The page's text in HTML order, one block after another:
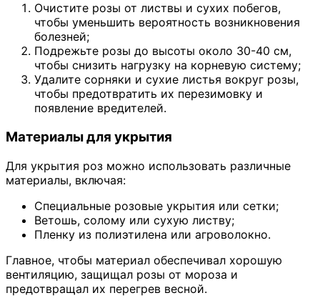
Очистите розы от листвы и сухих побегов,
чтобы уменьшить вероятность возникновения
болезней;
Подрежьте розы до высоты около 30-40 см,
чтобы снизить нагрузку на корневую систему;
Удалите сорняки и сухие листья вокруг розы,
чтобы предотвратить их перезимовку и
появление вредителей.
Материалы для укрытия
Для укрытия роз можно использовать различные
материалы, включая:
Специальные розовые укрытия или сетки;
Ветошь, солому или сухую листву;
Пленку из полиэтилена или агроволокно.
Главное, чтобы материал обеспечивал хорошую
вентиляцию, защищал розы от мороза и
предотвращал их перегрев весной.